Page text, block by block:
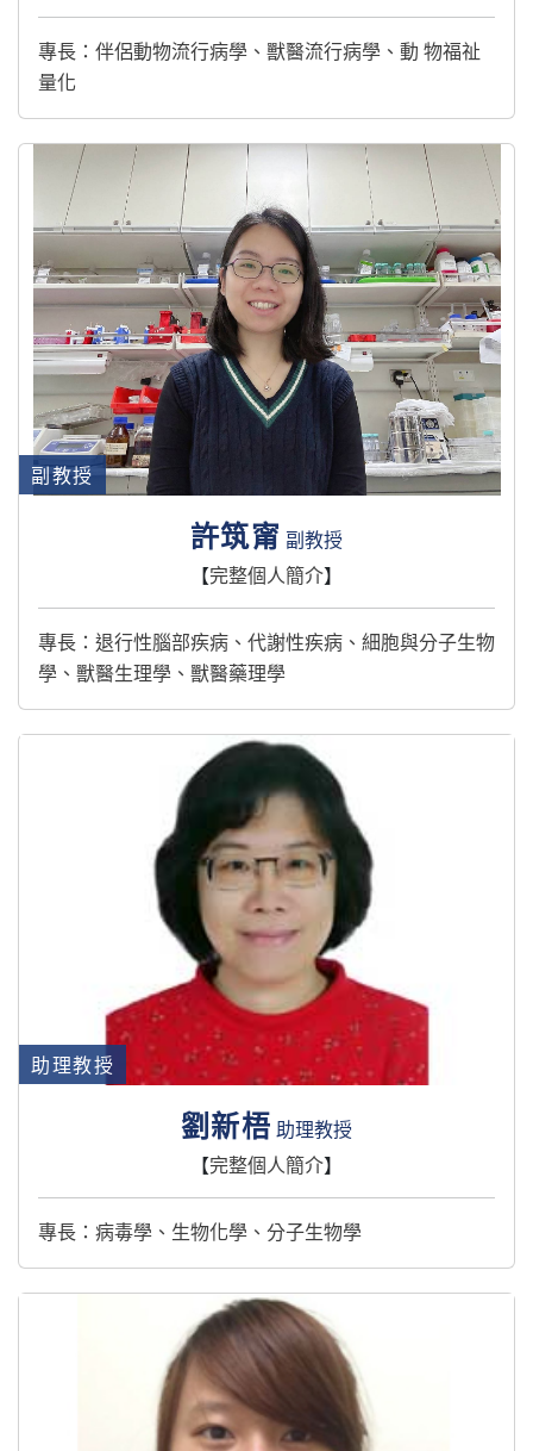
專長：伴侶動物流行病學、獸醫流行病學、動 物福祉
量化
副教授
許筑甯 副教授
【完整個人簡介】
專長：退行性腦部疾病、代謝性疾病、細胞與分子生物
學、獸醫生理學、獸醫藥理學
助理教授
劉新梧 助理教授
【完整個人簡介】
專長：病毒學、生物化學、分子生物學